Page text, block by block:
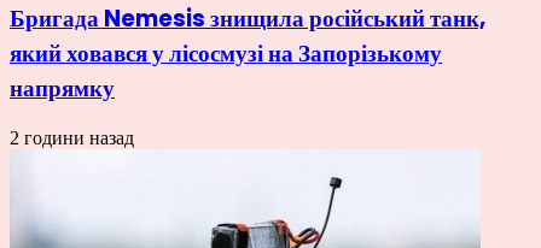
Бригада Nemesis знищила російський танк,
який ховався у лісосмузі на Запорізькому
напрямку
2 години назад